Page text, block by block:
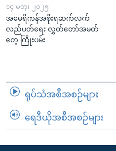
၁၄ မတ္၊ ၂၀၂၅
အမေရိကန်အစိုးရဆက်လက်
လည်ပတ်ရေး လွှတ်တော်အမတ်
တွေ ကြိုးပမ်း
ရုပ်သံအစီအစဉ်များ
ရေဒီယိုအစီအစဉ်များ